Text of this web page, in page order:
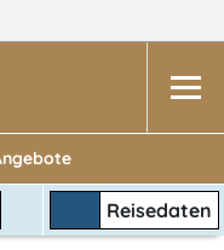
Reisedaten